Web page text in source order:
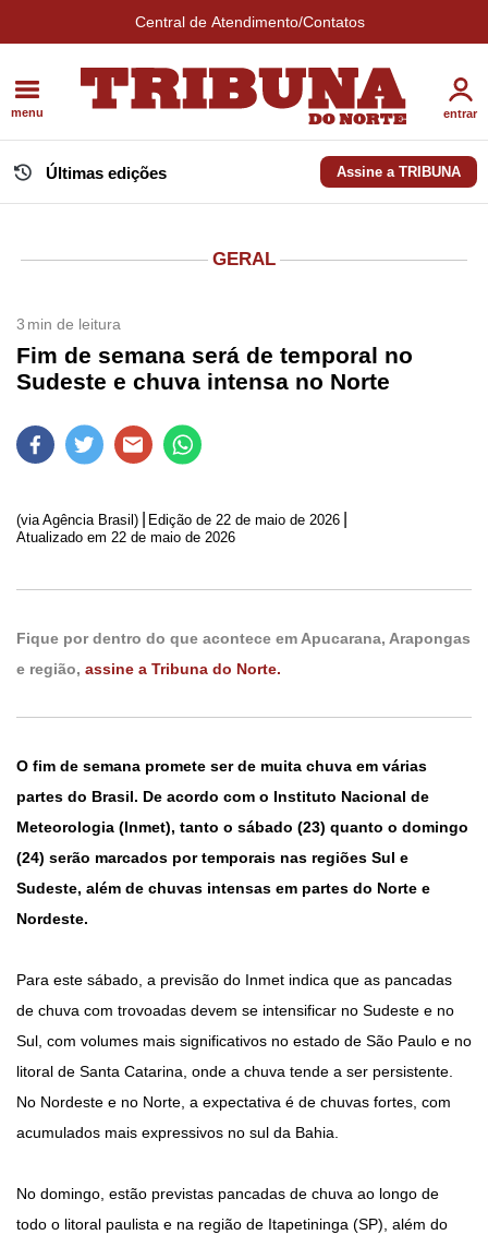
Central de Atendimento/Contatos
menu entrar
Últimas edições Assine a TRIBUNA
GERAL
3 min de leitura
Fim de semana será de temporal no
Sudeste e chuva intensa no Norte
(via Agência Brasil) Edição de 22 de maio de 2026
Atualizado em 22 de maio de 2026
Fique por dentro do que acontece em Apucarana, Arapongas
e região, assine a Tribuna do Norte.
O fim de semana promete ser de muita chuva em várias
partes do Brasil. De acordo com o Instituto Nacional de
Meteorologia (Inmet), tanto o sábado (23) quanto o domingo
(24) serão marcados por temporais nas regiões Sul e
Sudeste, além de chuvas intensas em partes do Norte e
Nordeste.
Para este sábado, a previsão do Inmet indica que as pancadas
de chuva com trovoadas devem se intensificar no Sudeste e no
Sul, com volumes mais significativos no estado de São Paulo e no
litoral de Santa Catarina, onde a chuva tende a ser persistente.
No Nordeste e no Norte, a expectativa é de chuvas fortes, com
acumulados mais expressivos no sul da Bahia.
No domingo, estão previstas pancadas de chuva ao longo de
todo o litoral paulista e na região de Itapetininga (SP), além do